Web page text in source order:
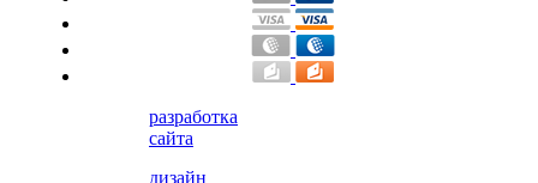
разработка
сайта
дизайн